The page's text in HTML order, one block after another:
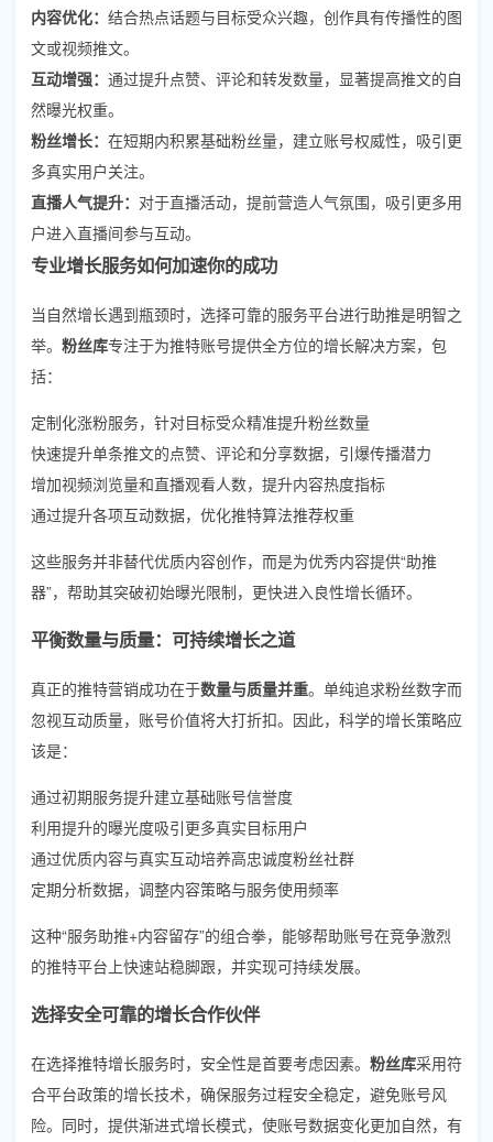
内容优化： 结合热点话题与目标受众兴趣，创作具有传播性的图
文或视频推文。
互动增强： 通过提升点赞、评论和转发数量，显著提高推文的自
然曝光权重。
粉丝增长： 在短期内积累基础粉丝量，建立账号权威性，吸引更
多真实用户关注。
直播人气提升： 对于直播活动，提前营造人气氛围，吸引更多用
户进入直播间参与互动。
专业增长服务如何加速你的成功
当自然增长遇到瓶颈时，选择可靠的服务平台进行助推是明智之
举。 粉丝库专注于为推特账号提供全方位的增长解决方案，包
括：
定制化涨粉服务，针对目标受众精准提升粉丝数量
快速提升单条推文的点赞、评论和分享数据，引爆传播潜力
增加视频浏览量和直播观看人数，提升内容热度指标
通过提升各项互动数据，优化推特算法推荐权重
这些服务并非替代优质内容创作，而是为优秀内容提供“助推
器”，帮助其突破初始曝光限制，更快进入良性增长循环。
平衡数量与质量：可持续增长之道
真正的推特营销成功在于数量与质量并重。单纯追求粉丝数字而
忽视互动质量，账号价值将大打折扣。因此，科学的增长策略应
该是：
通过初期服务提升建立基础账号信誉度
利用提升的曝光度吸引更多真实目标用户
通过优质内容与真实互动培养高忠诚度粉丝社群
定期分析数据，调整内容策略与服务使用频率
这种“服务助推+内容留存”的组合拳，能够帮助账号在竞争激烈
的推特平台上快速站稳脚跟，并实现可持续发展。
选择安全可靠的增长合作伙伴
在选择推特增长服务时，安全性是首要考虑因素。 粉丝库采用符
合平台政策的增长技术，确保服务过程安全稳定，避免账号风
险。同时，提供渐进式增长模式，使账号数据变化更加自然，有